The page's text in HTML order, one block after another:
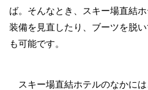
ば。そんなとき、スキー場直結
装備を見直したり、ブーツを脱
も可能です。
スキー場直結ホテルのなかに